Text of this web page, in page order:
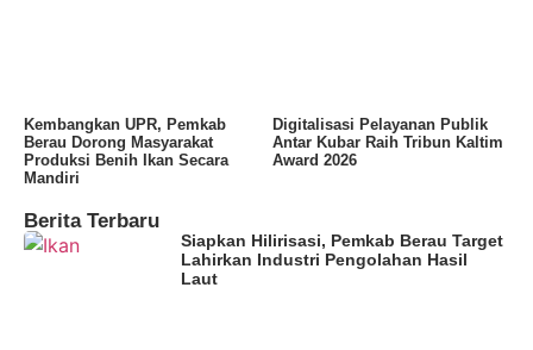
Kembangkan UPR, Pemkab
Berau Dorong Masyarakat
Produksi Benih Ikan Secara
Mandiri
Digitalisasi Pelayanan Publik
Antar Kubar Raih Tribun Kaltim
Award 2026
Berita Terbaru
Siapkan Hilirisasi, Pemkab Berau Target
Lahirkan Industri Pengolahan Hasil
Laut